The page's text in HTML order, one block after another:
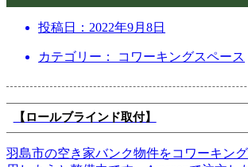
投稿日： 2022年9月8日
カテゴリー： コワーキングスペース
【ロールブラインド取付】
羽島市の空き家バンク物件をコワーキン